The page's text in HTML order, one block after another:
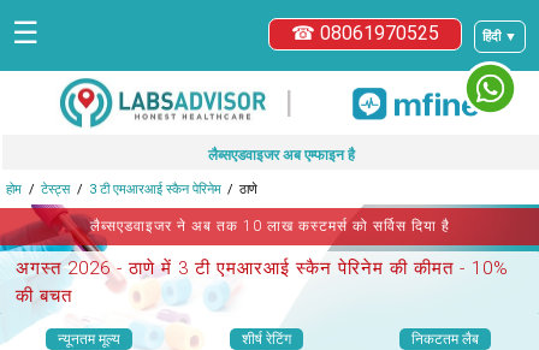
हिंदी ▼
☎ 08061970525
☰
|
लैब्सएडवाइजर अब एम्फाइन है
होम टेस्ट्स 3 टी एमआरआई स्कैन पेरिनेम ठाणे
लैब्सएडवाइजर ने अब तक 10 लाख कस्टमर्स को सर्विस दिया है
अगस्त 2026 -ठाणे में 3 टी एमआरआई स्कैन पेरिनेम की कीमत - 10%
की बचत
न्यूनतम मूल्य शीर्ष रेटिंग निकटतम लैब